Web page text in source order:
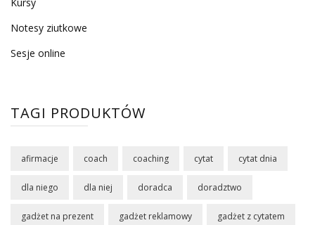
Kursy
Notesy ziutkowe
Sesje online
TAGI PRODUKTÓW
afirmacje coach coaching cytat cytat dnia
dla niego dla niej doradca doradztwo
gadżet na prezent gadżet reklamowy gadżet z cytatem